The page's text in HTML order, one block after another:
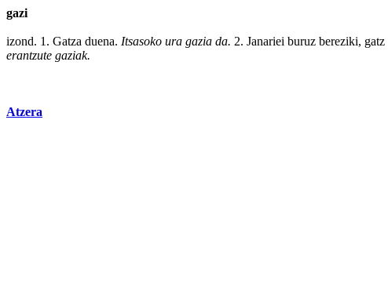
gazi
izond. 1. Gatza duena. Itsasoko ura gazia da. 2. Janariei buruz bereziki, gatz
erantzute gaziak.
Atzera